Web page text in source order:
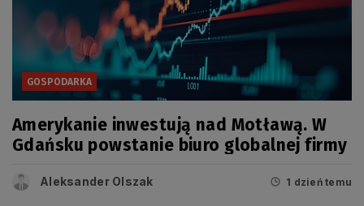
GOSPODARKA
Amerykanie inwestują nad Motławą. W
Gdańsku powstanie biuro globalnej firmy
Aleksander Olszak 1 dzień temu